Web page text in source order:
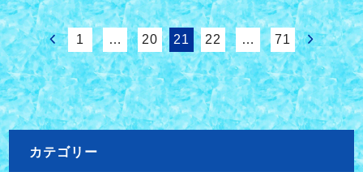
1 … 20 21 22 … 71
カテゴリー